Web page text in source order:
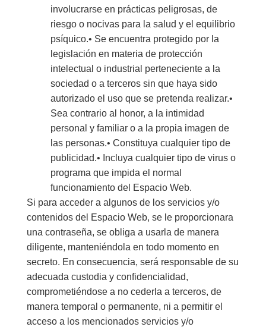
involucrarse en prácticas peligrosas, de
riesgo o nocivas para la salud y el equilibrio
psíquico.• Se encuentra protegido por la
legislación en materia de protección
intelectual o industrial perteneciente a la
sociedad o a terceros sin que haya sido
autorizado el uso que se pretenda realizar.•
Sea contrario al honor, a la intimidad
personal y familiar o a la propia imagen de
las personas.• Constituya cualquier tipo de
publicidad.• Incluya cualquier tipo de virus o
programa que impida el normal
funcionamiento del Espacio Web.
Si para acceder a algunos de los servicios y/o
contenidos del Espacio Web, se le proporcionara
una contraseña, se obliga a usarla de manera
diligente, manteniéndola en todo momento en
secreto. En consecuencia, será responsable de su
adecuada custodia y confidencialidad,
comprometiéndose a no cederla a terceros, de
manera temporal o permanente, ni a permitir el
acceso a los mencionados servicios y/o